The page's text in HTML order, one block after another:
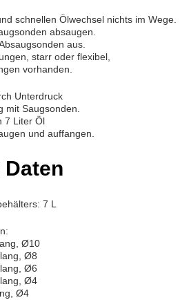
schnellen Ölwechsel nichts im Wege.
absaugen.
aus.
starr oder flexibel,
vorhanden.
Unterdruck
mit Saugsonden.
7 Liter Öl
und auffangen.
7 L
Ø10
Ø8
Ø6
Ø4
Ø4